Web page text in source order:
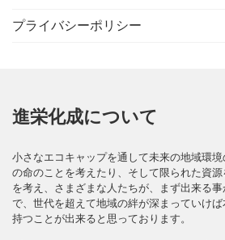
プライバシーポリシー
進栄化成について
小さなエコキャップを通して未来の地域環
の命のことを考えたり、そして限られた資
を考え、さまざまな人たちが、まず出来る
で、世代を超えて地域の絆が深まっていけ
持つことが出来ると思っております。